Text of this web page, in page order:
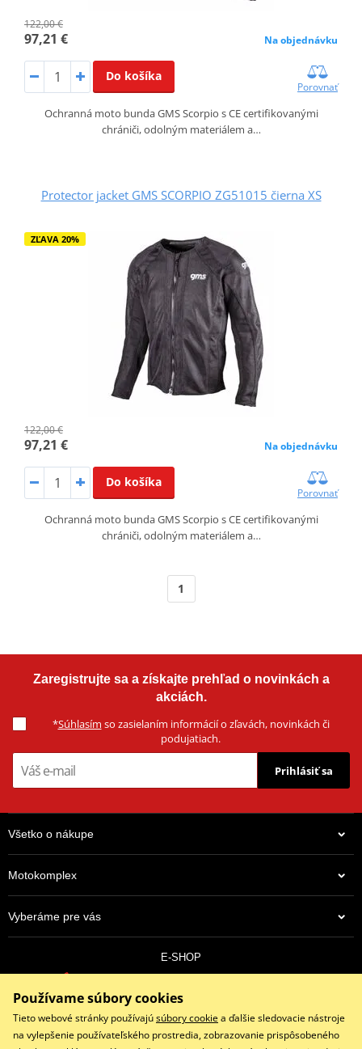
122,00 €
97,21 € Na objednávku
Do košíka
Porovnať
Ochranná moto bunda GMS Scorpio s CE certifikovanými
chrániči, odolným materiálem a…
Protector jacket GMS SCORPIO ZG51015 čierna XS
ZĽAVA 20%
122,00 €
97,21 € Na objednávku
Do košíka
Porovnať
Ochranná moto bunda GMS Scorpio s CE certifikovanými
chrániči, odolným materiálem a…
1
Zaregistrujte sa a získajte prehľad o novinkách a
akciách.
*Súhlasím so zasielaním informácií o zľavách, novinkách či
podujatiach.
Prihlásiť sa
Všetko o nákupe
Motokomplex
Vyberáme pre vás
E-SHOP
objednavky@eshopmotokomplex.sk
Po - Pia: 8:30-17:00 | Nedeľa: ZATVORENÉ
Používame súbory cookies
Tieto webové stránky používajúsúbory cookiea ďalšie sledovacie nástroje
na vylepšenie používateľského prostredia, zobrazovanie prispôsobeného